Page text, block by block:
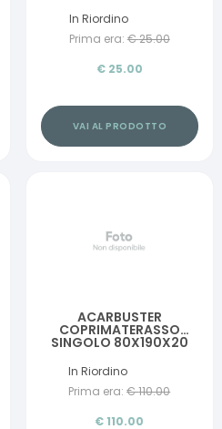
In Riordino
Prima era: €25.00
€ 25.00
VAI AL PRODOTTO
ACARBUSTER
COPRIMATERASSO
SINGOLO 80X190X20
In Riordino
Prima era: €110.00
€ 110.00